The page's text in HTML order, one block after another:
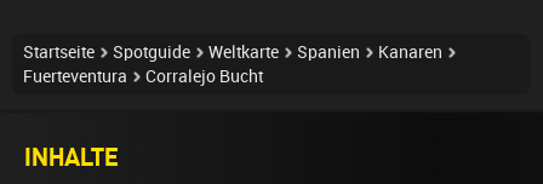
Startseite Spotguide Weltkarte Spanien
Kanaren
Fuerteventura
Corralejo Bucht
INHALTE